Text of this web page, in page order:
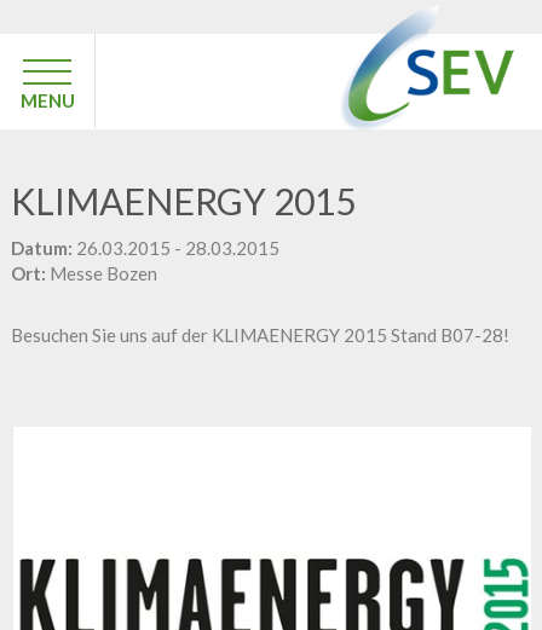
MENU
KLIMAENERGY 2015
Datum: 26.03.2015 - 28.03.2015
Ort: Messe Bozen
Besuchen Sie uns auf der KLIMAENERGY 2015 Stand B07-28!